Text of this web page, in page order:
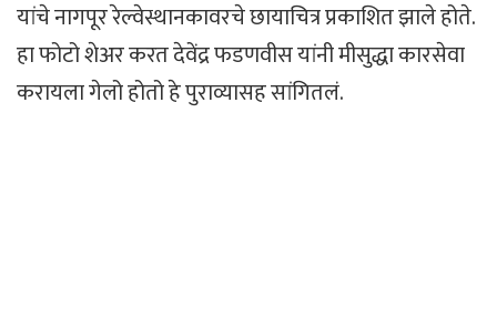
यांचे नागपूर रेल्वेस्थानकावरचे छायाचित्र प्रकाशित झाले होते.
हा फोटो शेअर करत देवेंद्र फडणवीस यांनी मीसुद्धा कारसेवा
करायला गेलो होतो हे पुराव्यासह सांगितलं.